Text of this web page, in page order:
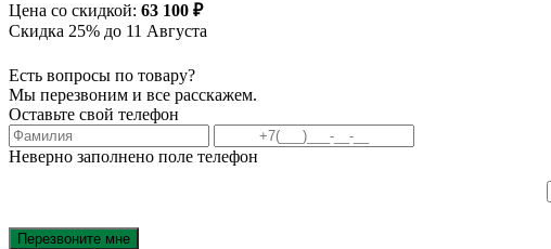
Цена со скидкой: 63 100 ₽
Скидка 25% до 11 Августа
Есть вопросы по товару?
Мы перезвоним и все расскажем.
Оставьте свой телефон
Неверно заполнено поле телефон
Перезвоните мне